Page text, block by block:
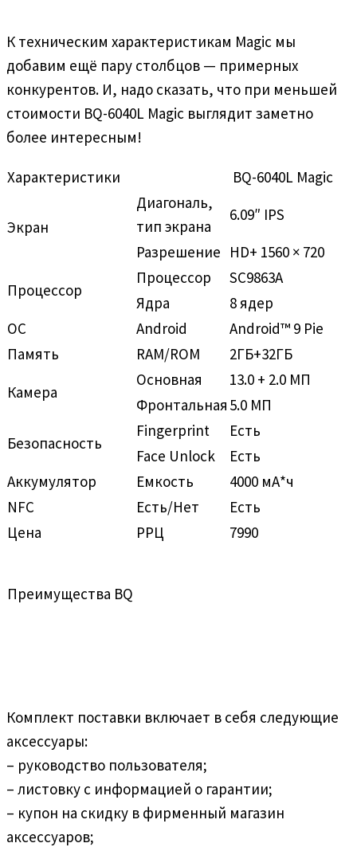
К техническим характеристикам Magic мы
добавим ещё пару столбцов — примерных
конкурентов. И, надо сказать, что при меньшей
стоимости BQ-6040L Magic выглядит заметно
более интересным!
Характеристики BQ-6040L Magic
Экран
Диагональ,
тип экрана
6.09″ IPS
Разрешение HD+ 1560 × 720
Процессор
Процессор
SC9863A
Ядра
8 ядер
ОС
Android
Android™ 9 Pie
Память
RAM/ROM
2ГБ+32ГБ
Камера
Основная
13.0 + 2.0 МП
Фронтальная 5.0 МП
Безопасность
Fingerprint
Есть
Face Unlock
Есть
Аккумулятор
Емкость
4000 мА*ч
NFC
Есть/Нет
Есть
Цена
РРЦ 7990
Преимущества BQ
Комплект поставки включает в себя следующие
аксессуары:
– руководство пользователя;
– листовку с информацией о гарантии;
– купон на скидку в фирменный магазин
аксессуаров;